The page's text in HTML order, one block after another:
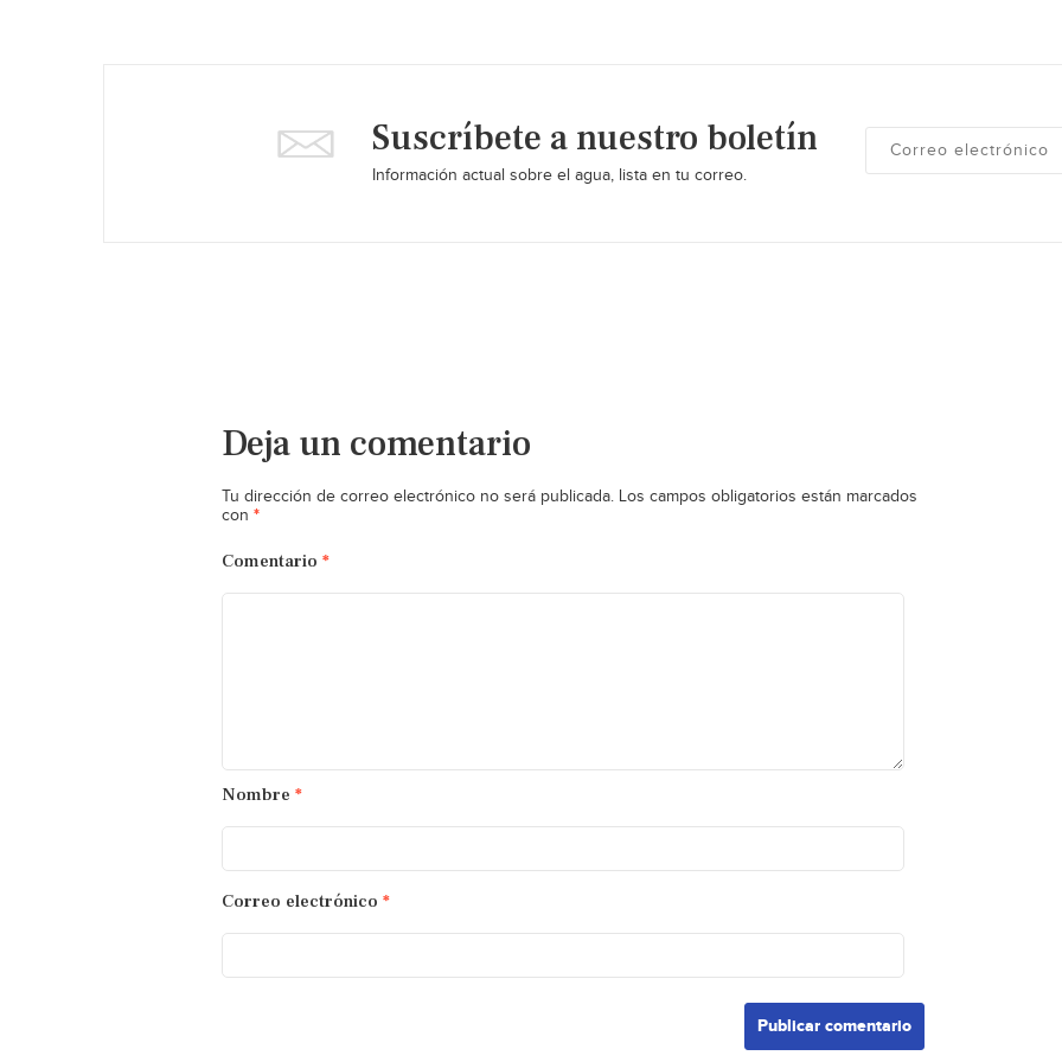
Suscríbete a nuestro boletín
Información actual sobre el agua, lista en tu correo.
Deja un comentario
Tu dirección de correo electrónico no será publicada. Los campos obligatorios están marcados
con *
Comentario *
Nombre *
Correo electrónico *